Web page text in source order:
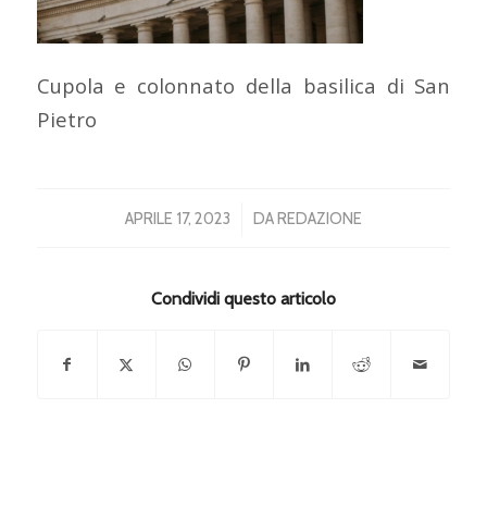
Cupola e colonnato della basilica di San
Pietro
APRILE 17, 2023
/ DAREDAZIONE
Condividi questo articolo